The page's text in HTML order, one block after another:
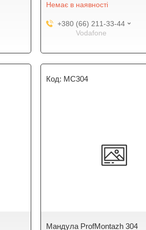
Немає в наявності
+380 (66) 211-33-44
Vodafone
MC304
Мандула ProfMontazh 304